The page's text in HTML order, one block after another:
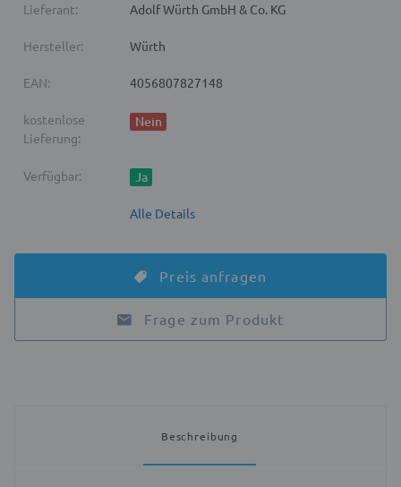
Lieferant: Adolf Würth GmbH & Co. KG
Hersteller: Würth
EAN: 4056807827148
kostenlose
Lieferung:
Nein
Verfügbar: Ja
Alle Details
Preis anfragen
Frage zum Produkt
Beschreibung